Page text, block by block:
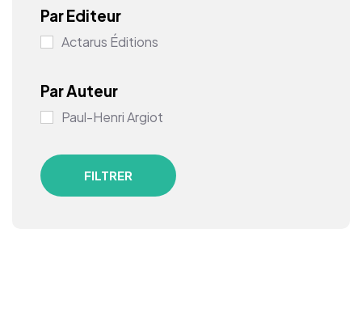
Par Editeur
Actarus Éditions
Par Auteur
Paul-Henri Argiot
FILTRER